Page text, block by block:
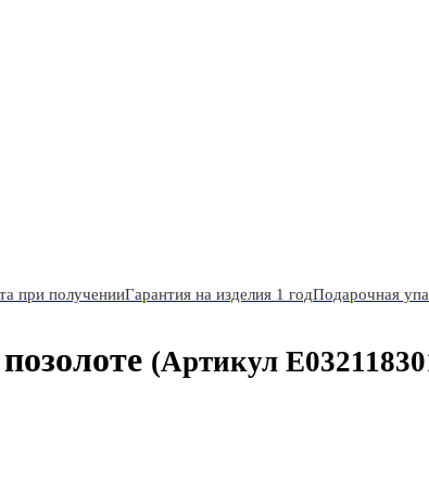
при полученииГарантия на изделия 1 годПодарочная
(Артикул